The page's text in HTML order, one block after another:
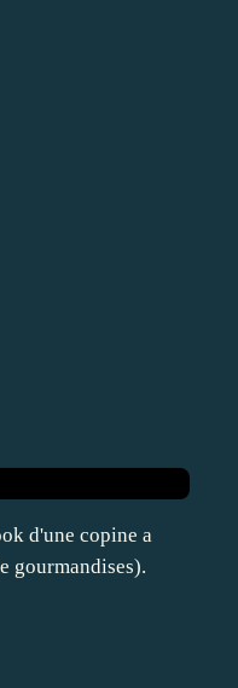
d'une copine a
gourmandises).